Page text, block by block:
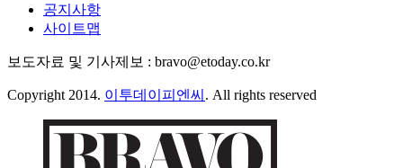
공지사항
사이트맵
보도자료 및 기사제보 : bravo@etoday.co.kr
Copyright 2014. 이투데이피엔씨 . All rights reserved